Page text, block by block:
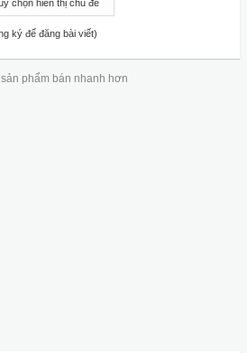
chọn hiển thị chủ đề
ký để đăng bài viết)
phẩm bán nhanh hơn